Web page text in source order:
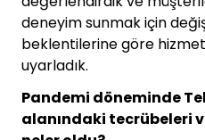
deneyim sunmak için
beklentilerine göre
uyarladık.
Pandemi döneminde
alanındaki tecrübeleri